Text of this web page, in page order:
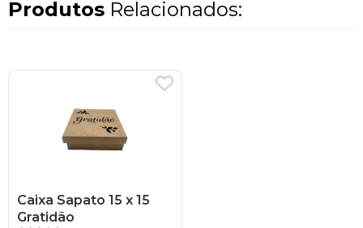
Produtos Relacionados:
Caixa Sapato 15 x 15
Gratidão